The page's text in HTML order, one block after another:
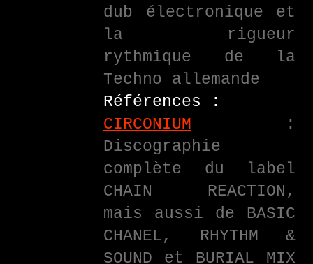
dub électronique et
la rigueur
rythmique de la
Techno allemande
Références :
CIRCONIUM :
Discographie
complète du label
CHAIN REACTION,
mais aussi de BASIC
CHANEL, RHYTHM &
SOUND et BURIAL MIX